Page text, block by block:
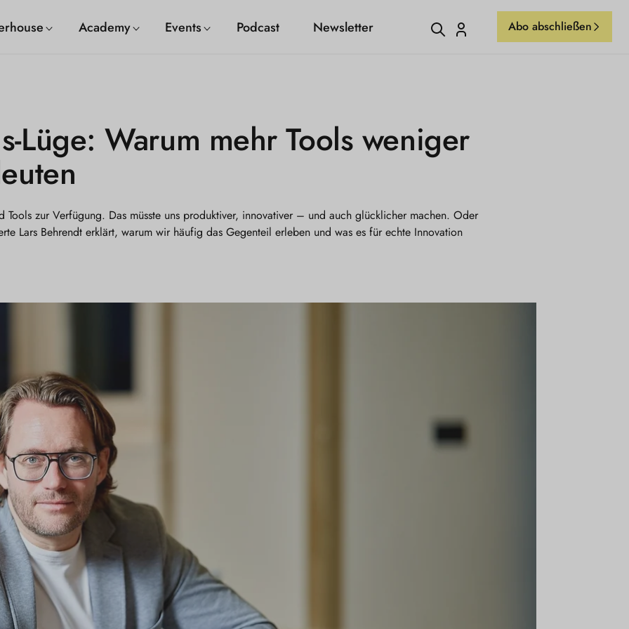
Academy Events Podcast Newsletter Einloggen Abo abschließen
Lüge: Warum mehr Tools weniger
Tools zur Verfügung. Das müsste uns produktiver, innovativer – und auch glücklicher machen. Oder
Lars Behrendt erklärt, warum wir häufig das Gegenteil erleben und was es für echte Innovation